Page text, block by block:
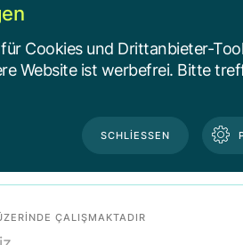
SIE/IHR
ÇALIŞMAKTADIR
Cookies und Drittanbieter-
Website ist werbefrei. Bitte
SCHLIESSEN